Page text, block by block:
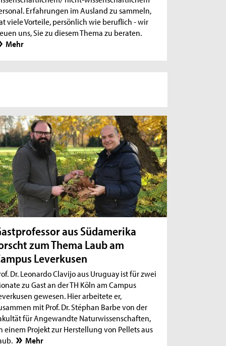
Online-Sprechstunde: Erasmus+
Auslandsstudium
Erfahrungen im Ausland zu sammeln,
viele Vorteile, persönlich wie beruflich - wir
uns, Sie zu diesem Thema zu beraten.
Mehr
aus Südamerika
zum Thema Laub am
Leverkusen
Dr. Leonardo Clavijo aus Uruguay ist für zwei
zu Gast an der TH Köln am Campus
gewesen. Hier arbeitete er,
mit Prof. Dr. Stéphan Barbe von der
für Angewandte Naturwissenschaften,
einem Projekt zur Herstellung von Pellets aus
Mehr